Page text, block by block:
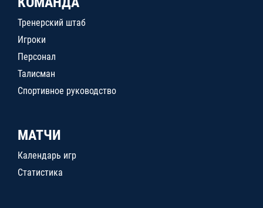
Тренерский штаб
Игроки
Персонал
Талисман
Спортивное руководство
МАТЧИ
Календарь игр
Статистика